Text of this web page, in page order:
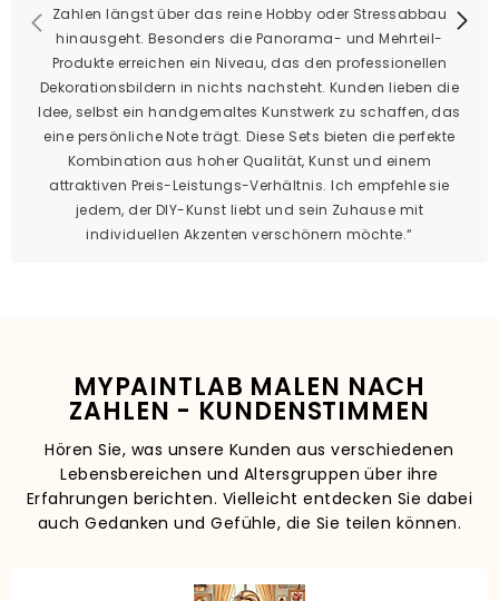
Zahlen längst über das reine Hobby oder Stressabbau
hinausgeht. Besonders die Panorama- und Mehrteil-
Produkte erreichen ein Niveau, das den professionellen
Dekorationsbildern in nichts nachsteht. Kunden lieben die
Idee, selbst ein handgemaltes Kunstwerk zu schaffen, das
eine persönliche Note trägt. Diese Sets bieten die perfekte
Kombination aus hoher Qualität, Kunst und einem
attraktiven Preis-Leistungs-Verhältnis. Ich empfehle sie
jedem, der DIY-Kunst liebt und sein Zuhause mit
individuellen Akzenten verschönern möchte.“
MYPAINTLAB MALEN NACH
ZAHLEN - KUNDENSTIMMEN
Hören Sie, was unsere Kunden aus verschiedenen
Lebensbereichen und Altersgruppen über ihre
Erfahrungen berichten. Vielleicht entdecken Sie dabei
auch Gedanken und Gefühle, die Sie teilen können.